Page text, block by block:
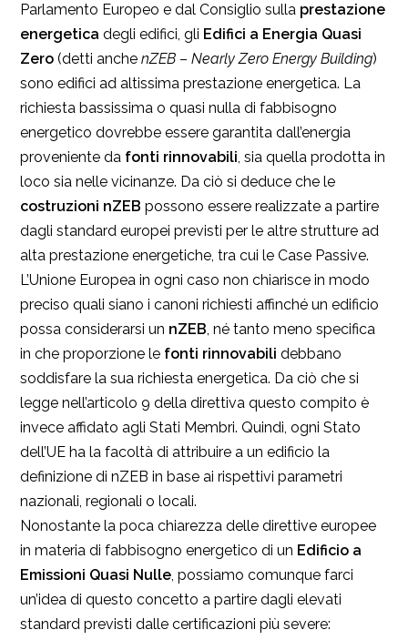
Parlamento Europeo e dal Consiglio sulla prestazione
energetica degli edifici, gli Edifici a Energia Quasi
Zero (detti anche nZEB – Nearly Zero Energy Building)
sono edifici ad altissima prestazione energetica. La
richiesta bassissima o quasi nulla di fabbisogno
energetico dovrebbe essere garantita dall’energia
proveniente da fonti rinnovabili, sia quella prodotta in
loco sia nelle vicinanze. Da ciò si deduce che le
costruzioni nZEB possono essere realizzate a partire
dagli standard europei previsti per le altre strutture ad
alta prestazione energetiche, tra cui le Case Passive.
L’Unione Europea in ogni caso non chiarisce in modo
preciso quali siano i canoni richiesti affinché un edificio
possa considerarsi un nZEB, né tanto meno specifica
in che proporzione le fonti rinnovabili debbano
soddisfare la sua richiesta energetica. Da ciò che si
legge nell’articolo 9 della direttiva questo compito è
invece affidato agli Stati Membri. Quindi, ogni Stato
dell’UE ha la facoltà di attribuire a un edificio la
definizione di nZEB in base ai rispettivi parametri
nazionali, regionali o locali.
Nonostante la poca chiarezza delle direttive europee
in materia di fabbisogno energetico di un Edificio a
Emissioni Quasi Nulle, possiamo comunque farci
un’idea di questo concetto a partire dagli elevati
standard previsti dalle certificazioni più severe: